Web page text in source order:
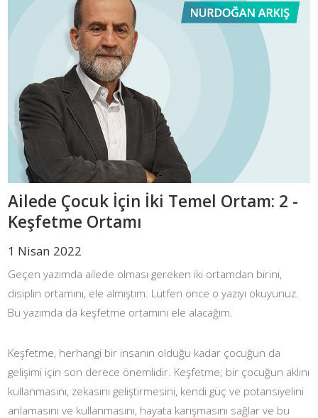
Ailede Çocuk İçin İki Temel Ortam: 2 -
Keşfetme Ortamı
1 Nisan 2022
Geçen yazımda ailede olması gereken iki ortamdan birini,
disiplin ortamını, ele almıştım. Lütfen önce o yazıyı okuyunuz.
Bu yazımda da keşfetme ortamını ele alacağım.
Keşfetme, herhangi bir insanın olduğu kadar çocuğun da
gelişimi için son derece önemlidir. Keşfetme; bir çocuğun aklını
kullanmasını, zekasını geliştirmesini, kendi güç ve potansiyelini
anlamasını ve kullanmasını, hayata karışmasını sağlar ve bu